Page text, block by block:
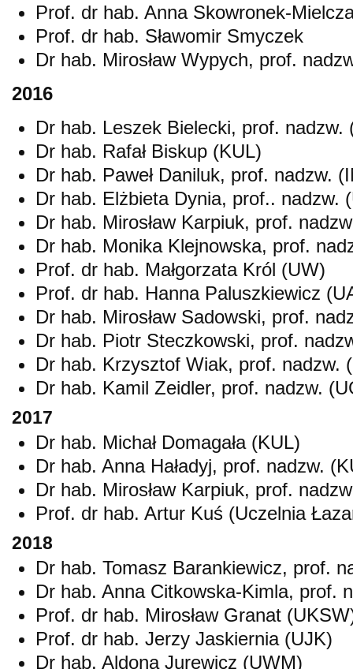
Prof. dr hab. Anna Skowronek-
Prof. dr hab. Sławomir Smyczek
Dr hab. Mirosław Wypych, prof.
2016
Dr hab. Leszek Bielecki, prof. nadzw.
Dr hab. Rafał Biskup (KUL)
Dr hab. Paweł Daniluk, prof. nadzw.
Dr hab. Elżbieta Dynia, prof.. nadzw.
Dr hab. Mirosław Karpiuk, prof.
Dr hab. Monika Klejnowska, prof.
Prof. dr hab. Małgorzata Król (UW)
Prof. dr hab. Hanna Paluszkiewicz
Dr hab. Mirosław Sadowski, prof.
Dr hab. Piotr Steczkowski, prof.
Dr hab. Krzysztof Wiak, prof. nadzw.
Dr hab. Kamil Zeidler, prof. nadzw.
2017
Dr hab. Michał Domagała (KUL)
Dr hab. Anna Haładyj, prof. nadzw.
Dr hab. Mirosław Karpiuk, prof.
Prof. dr hab. Artur Kuś (Uczelnia
2018
Dr hab. Tomasz Barankiewicz, prof.
Dr hab. Anna Citkowska-Kimla, prof.
Prof. dr hab. Mirosław Granat
Prof. dr hab. Jerzy Jaskiernia (UJK)
Dr hab. Aldona Jurewicz (UWM)